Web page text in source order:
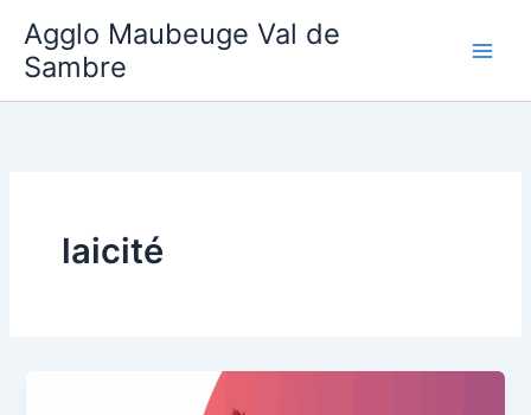
contenu
Agglo Maubeuge Val de
Sambre
laicité